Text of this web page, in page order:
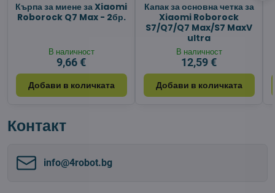
Кърпа за миене за Xiaomi
Roborock Q7 Max - 2бр.
В наличност
9,66 €
Добави в количката
Капак за основна четка за
Xiaomi Roborock
S7/Q7/Q7 Max/S7 MaxV
ultra
В наличност
12,59 €
Добави в количката
Контакт
info​@4robot​.bg